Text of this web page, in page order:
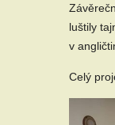
luštily
v
Celý